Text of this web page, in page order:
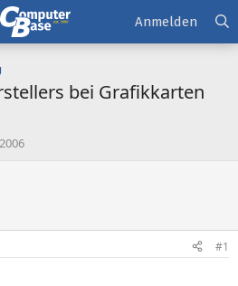
Anmelden
bei Grafikkarten
#1